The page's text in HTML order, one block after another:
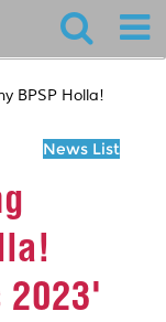
BPSP Holla!
News List
2023'